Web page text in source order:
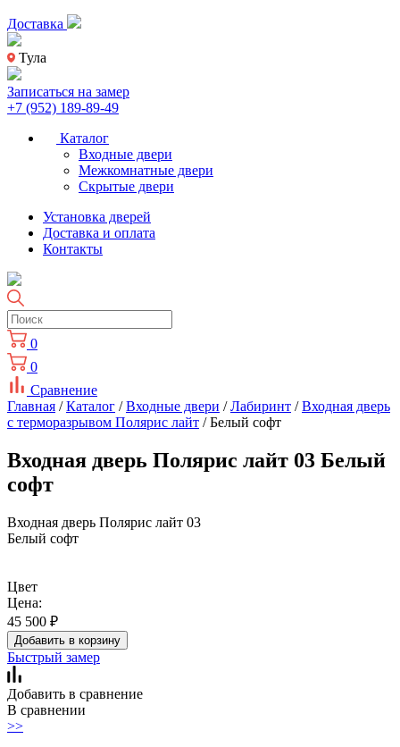
Доставка
Тула
Записаться на замер
+7 (952) 189-89-49
Каталог
Входные двери
Межкомнатные двери
Скрытые двери
Установка дверей
Доставка и оплата
Контакты
0
0
Сравнение
Главная /Каталог /Входные двери /Лабиринт /Входная дверь
с терморазрывом Полярис лайт / Белый софт
Входная дверь Полярис лайт 03 Белый
софт
Входная дверь Полярис лайт 03
Белый софт
Цвет
Цена:
45 500 ₽
Добавить в корзину
Быстрый замер
Добавить в сравнение
В сравнении
>>